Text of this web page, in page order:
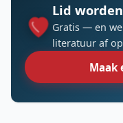
Lid
Gratis — en
literatuur af
Maak